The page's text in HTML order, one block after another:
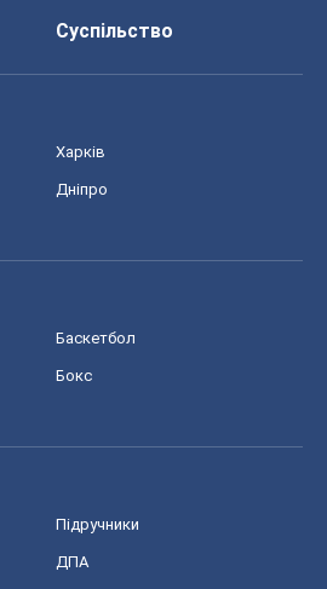
Суспільство
Харків
Дніпро
Баскетбол
Бокс
Підручники
ДПА